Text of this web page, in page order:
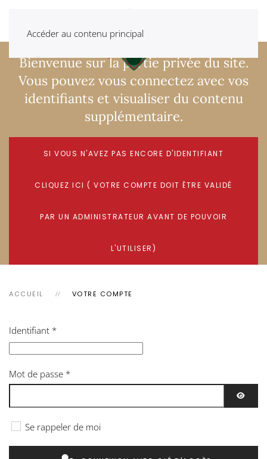
Accéder au contenu principal
Bienvenue sur la partie privée du site.
Vous pouvez vous connectez avec vos
identifiants et visualiser du contenu
supplémentaire.
SI VOUS N'AVEZ PAS ENCORE D'IDENTIFIANT
CLIQUEZ ICI ( VOTRE COMPTE DOIT ÊTRE VALIDÉ
PAR UN ADMINISTRATEUR AVANT DE POUVOIR
L'UTILISER)
ACCUEIL VOTRE COMPTE
Identifiant *
Mot de passe *
Se rappeler de moi